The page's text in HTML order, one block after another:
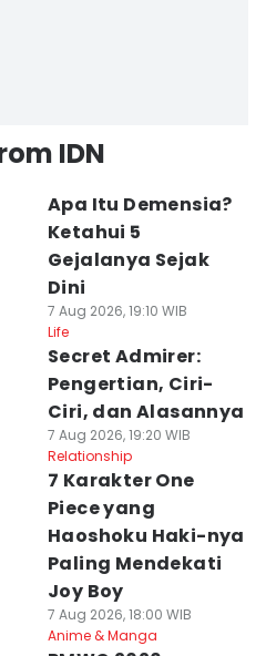
IDN
Apa Itu Demensia?
Ketahui 5
Gejalanya Sejak
Dini
7 Aug 2026, 19:10 WIB
Life
Secret Admirer:
Pengertian, Ciri-
Ciri, dan Alasannya
7 Aug 2026, 19:20 WIB
Relationship
7 Karakter One
Piece yang
Haoshoku Haki-nya
Paling Mendekati
Joy Boy
7 Aug 2026, 18:00 WIB
Anime & Manga